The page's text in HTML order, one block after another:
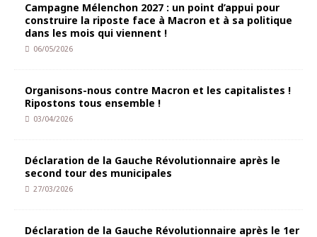
Campagne Mélenchon 2027 : un point d’appui pour
construire la riposte face à Macron et à sa politique
dans les mois qui viennent !
06/05/2026
Organisons-nous contre Macron et les capitalistes !
Ripostons tous ensemble !
03/04/2026
Déclaration de la Gauche Révolutionnaire après le
second tour des municipales
27/03/2026
Déclaration de la Gauche Révolutionnaire après le 1er